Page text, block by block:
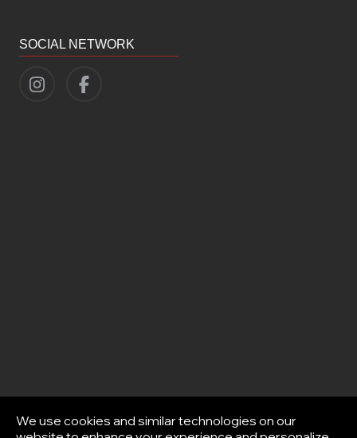
SOCIAL NETWORK
We use cookies and similar technologies on our